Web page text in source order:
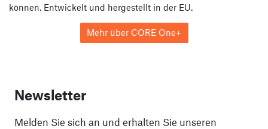
können. Entwickelt und hergestellt in der EU.
Mehr über CORE One+
Newsletter
Melden Sie sich an und erhalten Sie unseren